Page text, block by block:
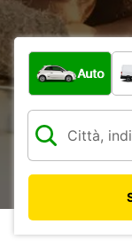
Scegli la
Auto